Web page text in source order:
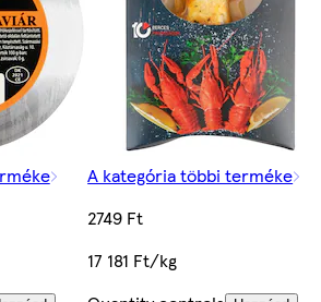
A kategória többi terméke
2749 Ft
17 181 Ft/kg